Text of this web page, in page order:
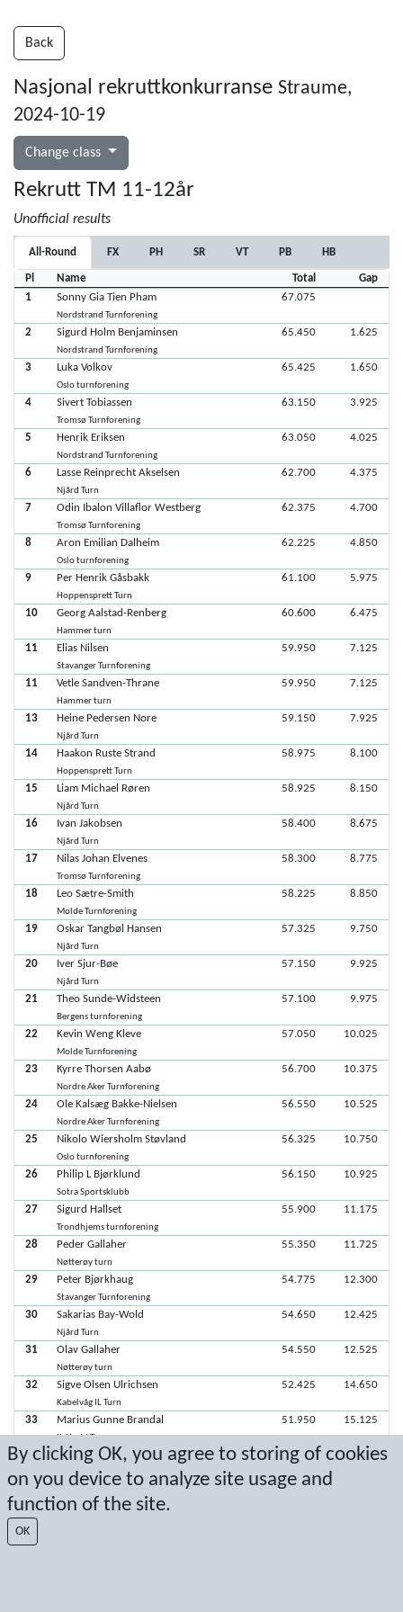
By clicking OK, you agree to storing of cookies
on you device to analyze site usage and
function of the site.
OK
Back
Nasjonal rekruttkonkurranse Straume,
2024-10-19
Change class
Rekrutt TM 11-12år
Unofficial results
All-Round FX PH SR VT PB HB
Pl Name Total
Gap
1
Sonny Gia Tien Pham
Nordstrand Turnforening
67.075
2 Sigurd Holm Benjaminsen
Nordstrand Turnforening
65.450 1.625
3 Luka Volkov
Oslo turnforening
65.425 1.650
4 Sivert Tobiassen
Tromsø Turnforening
63.150 3.925
5 Henrik Eriksen
Nordstrand Turnforening
63.050 4.025
6 Lasse Reinprecht Akselsen
Njård Turn
62.700 4.375
7 Odin Ibalon Villaflor Westberg
Tromsø Turnforening
62.375 4.700
8 Aron Emilian Dalheim
Oslo turnforening
62.225 4.850
9 Per Henrik Gåsbakk
Hoppensprett Turn
61.100 5.975
10 Georg Aalstad-Renberg
Hammer turn
60.600 6.475
11 Elias Nilsen
Stavanger Turnforening
59.950 7.125
11 Vetle Sandven-Thrane
Hammer turn
59.950 7.125
13 Heine Pedersen Nore
Njård Turn
59.150 7.925
14 Haakon Ruste Strand
Hoppensprett Turn
58.975 8.100
15 Liam Michael Røren
Njård Turn
58.925 8.150
16 Ivan Jakobsen
Njård Turn
58.400 8.675
17 Nilas Johan Elvenes
Tromsø Turnforening
58.300 8.775
18 Leo Sætre-Smith
Molde Turnforening
58.225 8.850
19 Oskar Tangbøl Hansen
Njård Turn
57.325 9.750
20 Iver Sjur-Bøe
Njård Turn
57.150 9.925
21 Theo Sunde-Widsteen
Bergens turnforening
57.100 9.975
22 Kevin Weng Kleve
Molde Turnforening
57.050 10.025
23 Kyrre Thorsen Aabø
Nordre Aker Turnforening
56.700 10.375
24 Ole Kalsæg Bakke-Nielsen
Nordre Aker Turnforening
56.550 10.525
25 Nikolo Wiersholm Støvland
Oslo turnforening
56.325 10.750
26 Philip L Bjørklund
Sotra Sportsklubb
56.150 10.925
27 Sigurd Hallset
Trondhjems turnforening
55.900 11.175
28 Peder Gallaher
Nøtterøy turn
55.350 11.725
29 Peter Bjørkhaug
Stavanger Turnforening
54.775 12.300
30 Sakarias Bay-Wold
Njård Turn
54.650 12.425
31 Olav Gallaher
Nøtterøy turn
54.550 12.525
32 Sigve Olsen Ulrichsen
Kabelvåg IL Turn
52.425 14.650
33 Marius Gunne Brandal
IL Hødd Turn
51.950 15.125
34 Albert Azak-Rudshavn
Njård Turn
51.825 15.250
35
IL Hødd Turn
49.775
36